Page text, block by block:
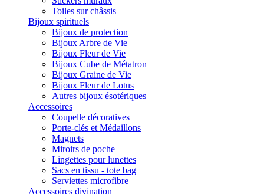
Toiles sur châssis
Bijoux spirituels
Bijoux de protection
Bijoux Arbre de Vie
Bijoux Fleur de Vie
Bijoux Cube de Métatron
Bijoux Graine de Vie
Bijoux Fleur de Lotus
Autres bijoux ésotériques
Accessoires
Coupelle décoratives
Porte-clés et Médaillons
Magnets
Miroirs de poche
Lingettes pour lunettes
Sacs en tissu - tote bag
Serviettes microfibre
Accessoires divination